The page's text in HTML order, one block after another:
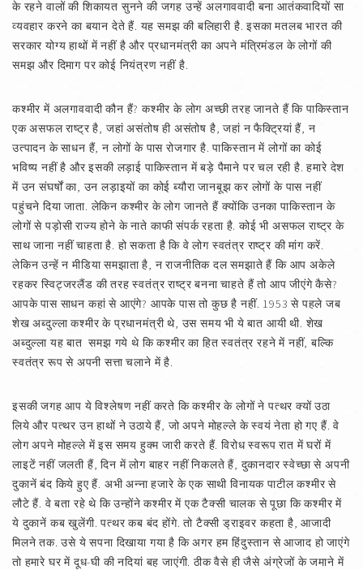
के रहने वालों की शिकायत सुनने की जगह उन्हें अलगाववादी बना आतंकवादियों सा
व्यवहार करने का बयान देते हैं. यह समझ की बलिहारी है. इसका मतलब भारत की
सरकार योग्य हाथों में नहीं है और प्रधानमंत्री का अपने मंत्रिमंडल के लोगों की
समझ और दिमाग पर कोई नियंत्रण नहीं है.
कश्मीर में अलगाववादी कौन हैं? कश्मीर के लोग अच्छी तरह जानते हैं कि पाकिस्तान
एक असफल राष्ट्र है, जहां असंतोष ही असंतोष है, जहां न फैक्ट्रियां हैं, न
उत्पादन के साधन हैं, न लोगों के पास रोजगार है. पाकिस्तान में लोगों का कोई
भविष्य नहीं है और इसकी लड़ाई पाकिस्तान में बड़े पैमाने पर चल रही है. हमारे देश
में उन संघर्षों का, उन लड़ाइयों का कोई ब्यौरा जानबूझ कर लोगों के पास नहीं
पहुंचने दिया जाता. लेकिन कश्मीर के लोग जानते हैं क्योंकि उनका पाकिस्तान के
लोगों से पड़ोसी राज्य होने के नाते काफी संपर्क रहता है. कोई भी असफल राष्ट्र के
साथ जाना नहीं चाहता है. हो सकता है कि वे लोग स्वतंत्र राष्ट्र की मांग करें.
लेकिन उन्हें न मीडिया समझाता है, न राजनीतिक दल समझाते हैं कि आप अकेले
रहकर स्विट्जरलैंड की तरह स्वतंत्र राष्ट्र बनना चाहते हैं तो आप जीएंगे कैसे?
आपके पास साधन कहां से आएंगे? आपके पास तो कुछ है नहीं. 1953 से पहले जब
शेख अब्दुल्ला कश्मीर के प्रधानमंत्री थे, उस समय भी ये बात आयी थी. शेख
अब्दुल्ला यह बात समझ गये थे कि कश्मीर का हित स्वतंत्र रहने में नहीं, बल्कि
स्वतंत्र रूप से अपनी सत्ता चलाने में है.
इसकी जगह आप ये विश्‍लेषण नहीं करते कि कश्मीर के लोगों ने पत्थर क्यों उठा
लिये और पत्थर उन हाथों ने उठाये हैं, जो अपने मोहल्ले के स्वयं नेता हो गए हैं. वे
लोग अपने मोहल्ले में इस समय हुक्म जारी करते हैं. विरोध स्वरूप रात में घरों में
लाइटें नहीं जलती हैं, दिन में लोग बाहर नहीं निकलते हैं, दुकानदार स्वेच्छा से अपनी
दुकानें बंद किये हुए हैं. अभी अन्ना हजारे के एक साथी विनायक पाटील कश्मीर से
लौटे हैं. वे बता रहे थे कि उन्होंने कश्मीर में एक टैक्सी चालक से पूछा कि कश्मीर में
ये दुकानें कब खुलेंगी. पत्थर कब बंद होंगे. तो टैक्सी ड्राइवर कहता है, आजादी
मिलने तक. उसे ये सपना दिखाया गया है कि अगर हम हिंदुस्तान से आजाद हो जाएंगे
तो हमारे घर में दूध-घी की नदियां बह जाएंगी. ठीक वैसे ही जैसे अंग्रेजों के जमाने में